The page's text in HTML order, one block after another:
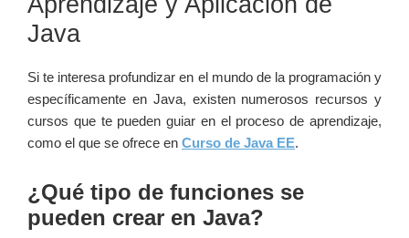
Java
Si te interesa profundizar en el mundo de la programación y
específicamente en Java, existen numerosos recursos y
cursos que te pueden guiar en el proceso de aprendizaje,
como el que se ofrece en Curso de Java EE.
¿Qué tipo de funciones se
pueden crear en Java?